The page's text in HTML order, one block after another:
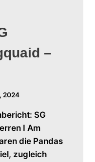
–
2024
SG
I Am
die Pandas
zugleich